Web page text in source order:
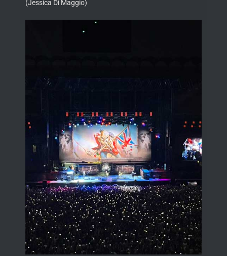
(Jessica Di Maggio)